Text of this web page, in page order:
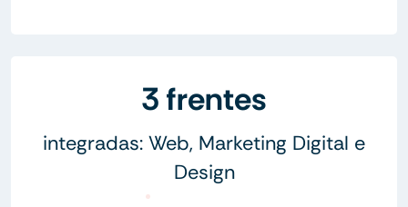
3 frentes
integradas: Web, Marketing Digital e
Design